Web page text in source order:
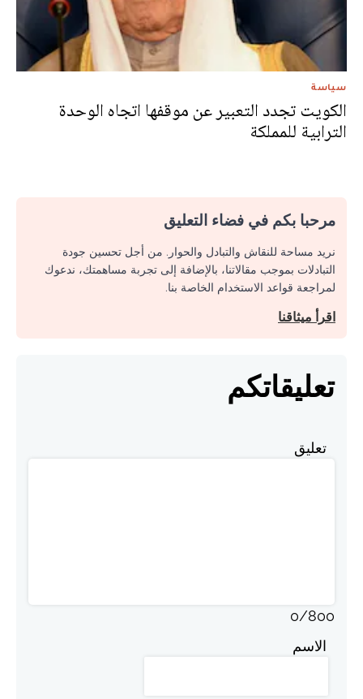
سياسة
الكويت تجدد التعبير عن موقفها اتجاه الوحدة
الترابية للمملكة
مرحبا بكم في فضاء التعليق
نريد مساحة للنقاش والتبادل والحوار. من أجل تحسين جودة
التبادلات بموجب مقالاتنا، بالإضافة إلى تجربة مساهمتك، ندعوك
لمراجعة قواعد الاستخدام الخاصة بنا.
اقرأ ميثاقنا
تعليقاتكم
تعليق
0/800
الاسم